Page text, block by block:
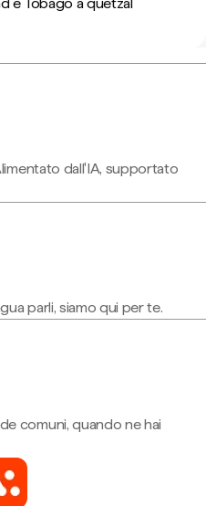
dall'IA, supportato
parli, siamo qui per te.
comuni, quando ne hai